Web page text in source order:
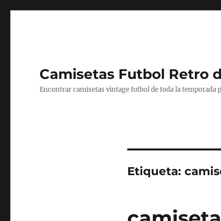
Camisetas Futbol Retro
Encontrar camisetas vintage futbol de toda la temporada
Etiqueta: